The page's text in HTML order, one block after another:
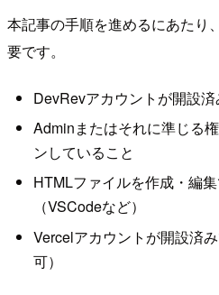
本記事の手順を進めるにあたり
要です。
DevRevアカウントが開設済
Adminまたはそれに準じる
ンしていること
HTMLファイルを作成・編
（VSCodeなど）
Vercelアカウントが開設済
可）